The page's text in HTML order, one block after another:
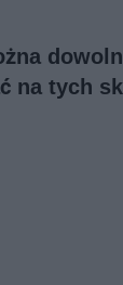
na tych